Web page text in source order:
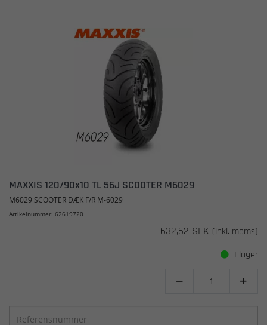
MAXXIS 120/90x10 TL 56J SCOOTER M6029
M6029 SCOOTER DÆK F/R M-6029
Artikelnummer: 62619720
632,62 SEK (inkl. moms)
I lager
 